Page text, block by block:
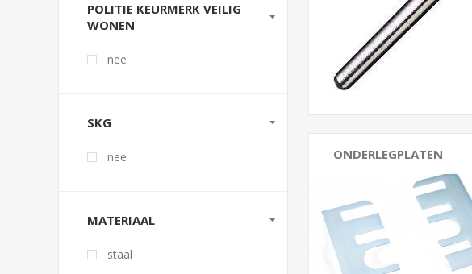
ONDERLEGPLATEN
POLITIE KEURMERK VEILIG
WONEN
nee
SKG
nee
MATERIAAL
staal